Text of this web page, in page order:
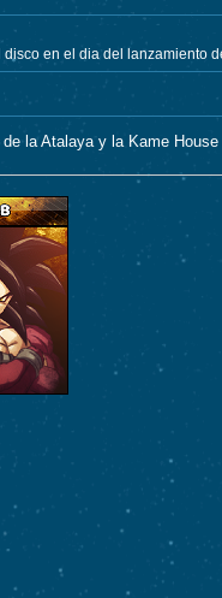
en el dia del lanzamiento
la Atalaya y la Kame House